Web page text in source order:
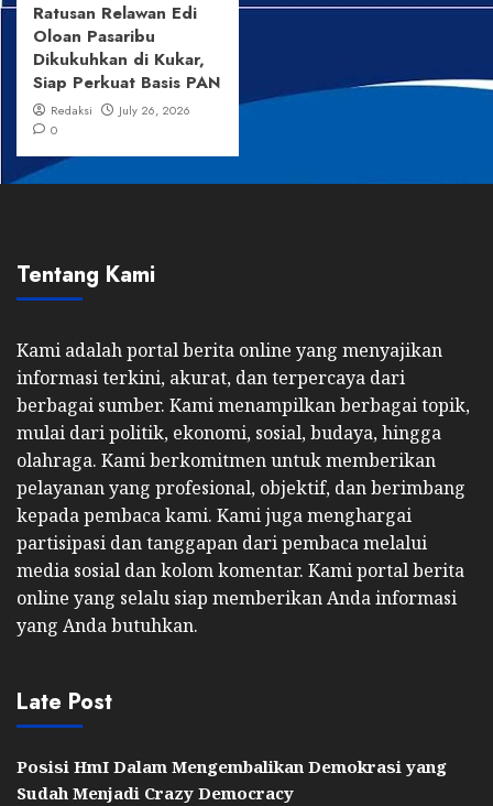
Ratusan Relawan Edi
Oloan Pasaribu
Dikukuhkan di Kukar,
Siap Perkuat Basis PAN
Redaksi
July 26, 2026
0
Tentang Kami
Kami adalah portal berita online yang menyajikan
informasi terkini, akurat, dan terpercaya dari
berbagai sumber. Kami menampilkan berbagai topik,
mulai dari politik, ekonomi, sosial, budaya, hingga
olahraga. Kami berkomitmen untuk memberikan
pelayanan yang profesional, objektif, dan berimbang
kepada pembaca kami. Kami juga menghargai
partisipasi dan tanggapan dari pembaca melalui
media sosial dan kolom komentar. Kami portal berita
online yang selalu siap memberikan Anda informasi
yang Anda butuhkan.
Late Post
Posisi HmI Dalam Mengembalikan Demokrasi yang
Sudah Menjadi Crazy Democracy